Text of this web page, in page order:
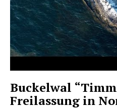
Buckelwal
Freilassung in